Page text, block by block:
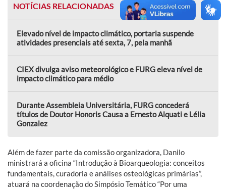
NOTÍCIAS RELACIONADAS
Elevado nível de impacto climático, portaria suspende
atividades presenciais até sexta, 7, pela manhã
CIEX divulga aviso meteorológico e FURG eleva nível de
impacto climático para médio
Durante Assembleia Universitária, FURG concederá
títulos de Doutor Honoris Causa a Ernesto Alquati e Lélia
Gonzalez
Além de fazer parte da comissão organizadora, Danilo
ministrará a oficina “Introdução à Bioarqueologia: conceitos
fundamentais, curadoria e análises osteológicas primárias”,
atuará na coordenação do Simpósio Temático “Por uma